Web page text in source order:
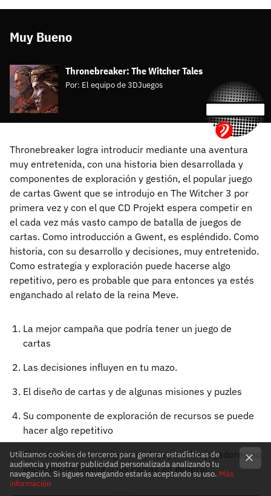
Muy Bueno
Thronebreaker: The Witcher Tales
Por: El equipo de 3DJuegos
Thronebreaker logra introducir mediante una aventura
muy entretenida, con una historia bien desarrollada y
componentes de exploración y gestión, el popular juego
de cartas Gwent que se introdujo en The Witcher 3 por
primera vez y con el que CD Projekt espera competir en
el cada vez más vasto campo de batalla de juegos de
cartas. Como introducción a Gwent, es espléndido. Como
historia, con su desarrollo y decisiones, muy entretenido.
Como estrategia y exploración puede hacerse algo
repetitivo, pero es probable que para entonces ya estés
enganchado al relato de la reina Meve.
La mejor campaña que podría tener un juego de
cartas
Las decisiones influyen en tu mazo.
El diseño de cartas y de algunas misiones y puzles
Su componente de exploración de recursos se puede
hacer algo repetitivo
El inicio puede ser algo complejo para los jugadores no
iniciados en Gwent o las cartas en general
Utilizamos cookies de terceros para generar estadísticas de
audiencia y mostrar publicidad personalizada analizando tu
navegación. Si sigues navegando estarás aceptando su uso. Más
información